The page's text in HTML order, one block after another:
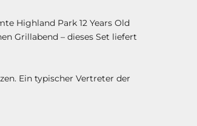
Highland Park 12 Years Old
Grillabend – dieses Set liefert
Ein typischer Vertreter der